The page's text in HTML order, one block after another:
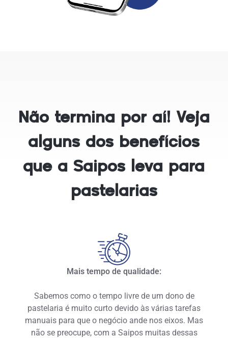
Não termina por aí! Veja
alguns dos benefícios
que a Saipos leva para
pastelarias
Mais tempo de qualidade:
Sabemos como o tempo livre de um dono de
pastelaria é muito curto devido às várias tarefas
manuais para que o negócio ande nos eixos. Mas
não se preocupe, com a Saipos muitas dessas